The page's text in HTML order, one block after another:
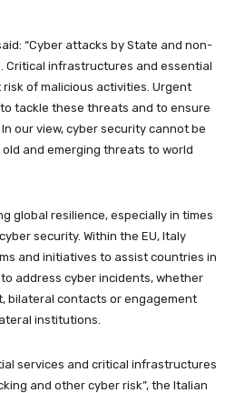
“Cyber attacks by State and non-
Critical infrastructures and essential
of malicious activities. Urgent
tackle these threats and to ensure
our view, cyber security cannot be
and emerging threats to world
global resilience, especially in times
security. Within the EU, Italy
and initiatives to assist countries in
address cyber incidents, whether
bilateral contacts or engagement
institutions.
services and critical infrastructures
and other cyber risk”, the Italian